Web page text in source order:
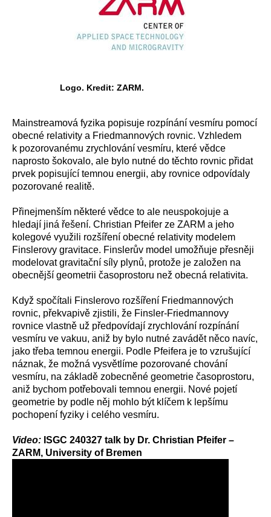
Logo. Kredit: ZARM.
Mainstreamová fyzika popisuje rozpínání vesmíru pomocí
obecné relativity a Friedmannových rovnic. Vzhledem
k pozorovanému zrychlování vesmíru, které vědce
naprosto šokovalo, ale bylo nutné do těchto rovnic přidat
prvek popisující temnou energii, aby rovnice odpovídaly
pozorované realitě.
Přinejmenším některé vědce to ale neuspokojuje a
hledají jiná řešení. Christian Pfeifer ze ZARM a jeho
kolegové využili rozšíření obecné relativity modelem
Finslerovy gravitace. Finslerův model umožňuje přesněji
modelovat gravitační síly plynů, protože je založen na
obecnější geometrii časoprostoru než obecná relativita.
Když spočítali Finslerovo rozšíření Friedmannových
rovnic, překvapivě zjistili, že Finsler-Friedmannovy
rovnice vlastně už předpovídají zrychlování rozpínání
vesmíru ve vakuu, aniž by bylo nutné zavádět něco navíc,
jako třeba temnou energii. Podle Pfeifera je to vzrušující
náznak, že možná vysvětlíme pozorované chování
vesmíru, na základě zobecněné geometrie časoprostoru,
aniž bychom potřebovali temnou energii. Nové pojetí
geometrie by podle něj mohlo být klíčem k lepšímu
pochopení fyziky i celého vesmíru.
Video: ISGC 240327 talk by Dr. Christian Pfeifer –
ZARM, University of Bremen